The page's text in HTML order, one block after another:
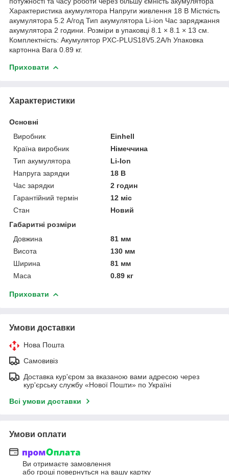
Характеристика акумулятора Напруги живлення 18 В Місткість
акумулятора 5.2 А/год Тип акумулятора Li-ion Час заряджання
акумулятора 2 години. Розміри в упаковці 8.1 × 8.1 × 13 см.
Комплектність: Акумулятор PXC-PLUS18V5.2A/h Упаковка
картонна Вага 0.89 кг.
Приховати
Характеристики
Основні
Виробник
Einhell
Країна виробник
Німеччина
Тип акумулятора
Li-Ion
Напруга зарядки
18 В
Час зарядки
2 годин
Гарантійний термін
12 міс
Стан
Новий
Габаритні розміри
Довжина
81 мм
Висота
130 мм
Ширина
81 мм
Маса
0.89 кг
Приховати
Умови доставки
Нова Пошта
Самовивіз
Доставка кур'єром за вказаною вами адресою через
кур'єрську службу «Нової Пошти» по Україні
Всі умови доставки
Умови оплати
Ви отримаєте замовлення
або гроші повернуться на вашу картку